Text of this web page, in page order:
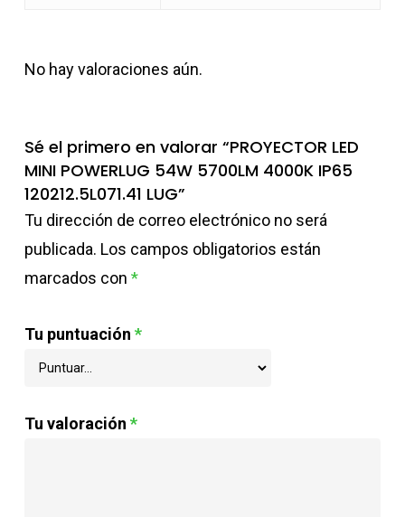
No hay valoraciones aún.
Sé el primero en valorar “PROYECTOR LED
MINI POWERLUG 54W 5700LM 4000K IP65
120212.5L071.41 LUG”
Tu dirección de correo electrónico no será
publicada. Los campos obligatorios están
marcados con *
Tu puntuación *
Tu valoración *